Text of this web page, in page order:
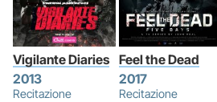
Vigilante Diaries
2013
Recitazione
Feel the Dead
2017
Recitazione